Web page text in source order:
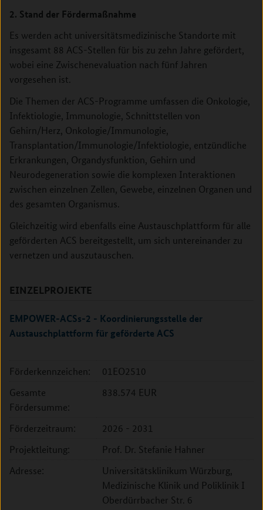
2. Stand der Fördermaßnahme
Es werden acht universitätsmedizinische Standorte mit
insgesamt 88 ACS-Stellen für bis zu zehn Jahre gefördert,
wobei eine Zwischenevaluation nach fünf Jahren
vorgesehen ist.
Die Themen der ACS-Programme umfassen die Onkologie,
Infektiologie, Immunologie, Schnittstellen von
Gehirn/Herz, Onkologie/Immunologie,
Transplantation/Immunologie/Infektiologie, entzündliche
Erkrankungen, Organdysfunktion, Gehirn und
Neurodegeneration sowie die komplexen Interaktionen
zwischen einzelnen Zellen, Gewebe, einzelnen Organen und
des gesamten Organismus.
Gleichzeitig wird ebenfalls eine Austauschplattform für alle
geförderten ACS bereitgestellt, um sich untereinander zu
vernetzen und auszutauschen.
EINZELPROJEKTE
EMPOWER-ACSs-2 - Koordinierungsstelle der
Austauschplattform für geförderte ACS
Förderkennzeichen:
01EO2510
Gesamte
Fördersumme:
838.574 EUR
Förderzeitraum:
2026 - 2031
Projektleitung:
Prof. Dr. Stefanie Hahner
Adresse:
Universitätsklinikum Würzburg,
Medizinische Klinik und Poliklinik I
Oberdürrbacher Str. 6